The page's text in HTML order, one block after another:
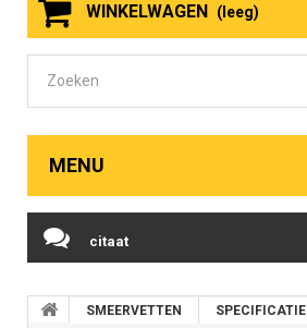
WINKELWAGEN (leeg)
MENU
citaat
SMEERVETTEN SPECIFICATIE